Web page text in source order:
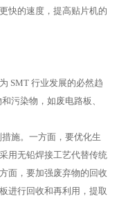
快的速度，提高贴片机的
SMT 行业发展的必然趋
污染物，如废电路板、
施。一方面，要优化生
用无铅焊接工艺代替传统
面，要加强废弃物的回收
进行回收和再利用，提取